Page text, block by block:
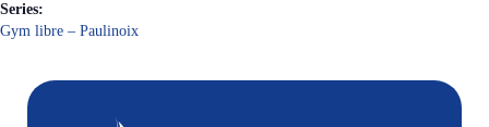
Series:
Gym libre – Paulinoix